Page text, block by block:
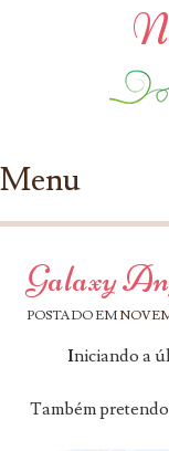
Menu
Ir para conteúdo
Galaxy
POSTADO EM
Iniciando a
Também